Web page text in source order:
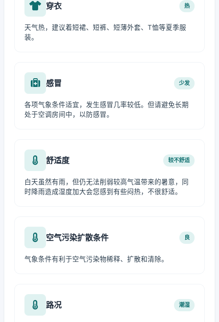
穿衣 热
天气热，建议着短裙、短裤、短薄外套、T恤等夏季服
装。
感冒 少发
各项气象条件适宜，发生感冒几率较低。但请避免长期
处于空调房间中，以防感冒。
舒适度 较不舒适
白天虽然有雨，但仍无法削弱较高气温带来的暑意，同
时降雨造成湿度加大会您感到有些闷热，不很舒适。
空气污染扩散条件 良
气象条件有利于空气污染物稀释、扩散和清除。
路况 潮湿